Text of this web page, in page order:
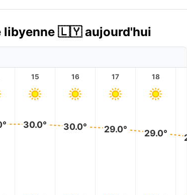
libyenne 🇱🇾 aujourd'hui
15
30.0°
16
30.0°
17
29.0°
18
29.0°